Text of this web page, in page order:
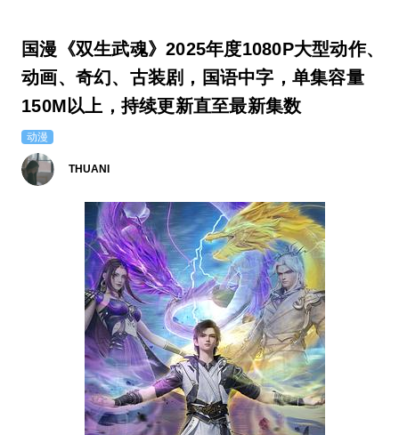
国漫《双生武魂》2025年度1080P大型动作、
动画、奇幻、古装剧，国语中字，单集容量
150M以上，持续更新直至最新集数
动漫
THUANI